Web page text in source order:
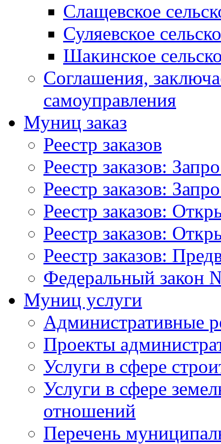
Слащевское
Суляевское
Шакинское
Соглашения,
самоуправления
Муниц заказ
Реестр заказов
Реестр заказов:
Реестр заказов:
Реестр заказов:
Реестр заказов:
Реестр заказов:
Федеральный закон
Муниц услуги
Административные
Проекты
Услуги в сфере
Услуги в сфере
отношений
Перечень